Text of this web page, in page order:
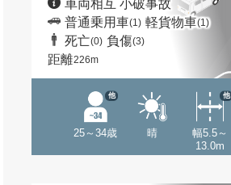
車両相互 小破事故
普通乗用車(1) 軽貨物車(1)
死亡(0) 負傷(3)
距離226m
25～34歳
他
晴
幅5.5～
13.0m
他